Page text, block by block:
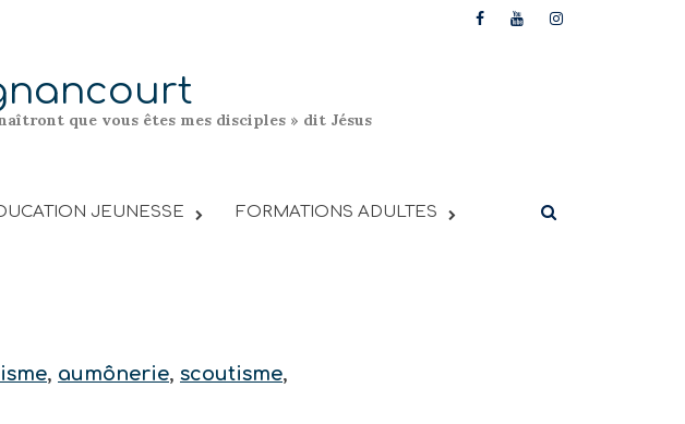
que vous êtes mes disciples » dit Jésus
JEUNESSE FORMATIONS ADULTES
, aumônerie, scoutisme,